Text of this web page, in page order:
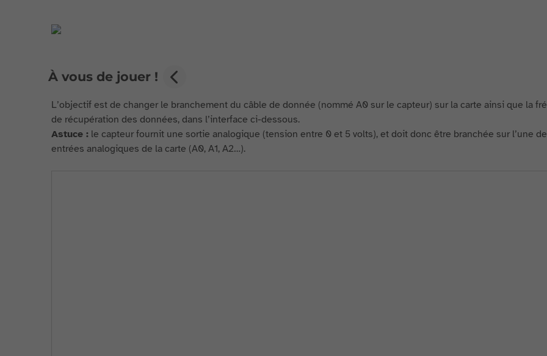
À vous de jouer !
L’objectif est de changer le branchement du câble de donnée (nommé A0 sur le capteur) sur la carte ainsi que la
de récupération des données, dans l’interface ci-dessous.
Astuce : le capteur fournit une sortie analogique (tension entre 0 et 5 volts), et doit donc être branchée sur l’une
entrées analogiques de la carte (A0, A1, A2…).